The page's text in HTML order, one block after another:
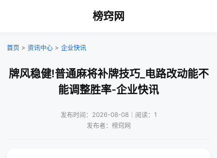
榜窍网
首页 > 资讯中心 > 企业快讯
牌风稳健!普通麻将补牌技巧_电路改动能不
能调整胜率-企业快讯
发布时间：2026-08-08｜阅读：1
发布者：榜窍网